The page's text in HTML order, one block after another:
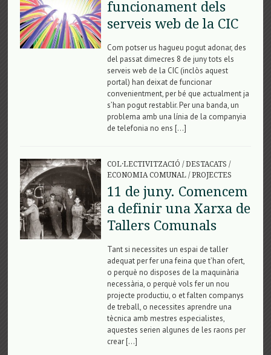
funcionament dels
serveis web de la CIC
Com potser us hagueu pogut adonar, des
del passat dimecres 8 de juny tots els
serveis web de la CIC (inclòs aquest
portal) han deixat de funcionar
convenientment, per bé que actualment ja
s’han pogut restablir. Per una banda, un
problema amb una línia de la companyia
de telefonia no ens […]
COL·LECTIVITZACIÓ /DESTACATS /
ECONOMIA COMUNAL/PROJECTES
11 de juny. Comencem
a definir una Xarxa de
Tallers Comunals
Tant si necessites un espai de taller
adequat per fer una feina que t’han ofert,
o perquè no disposes de la maquinària
necessària, o perquè vols fer un nou
projecte productiu, o et falten companys
de treball, o necessites aprendre una
tècnica amb mestres especialistes,
aquestes serien algunes de les raons per
crear […]